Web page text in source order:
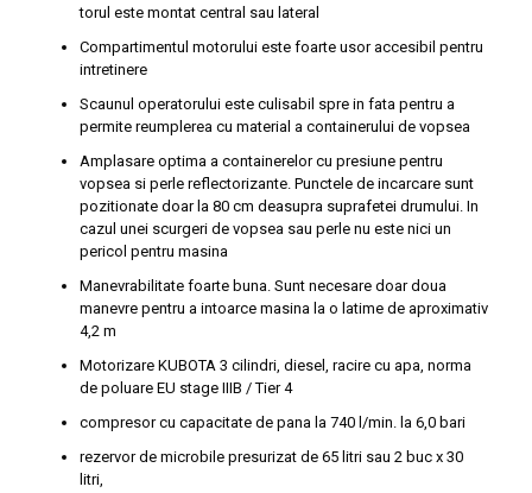
torul este montat central sau lateral
Comparti­mentul motorului este foarte usor accesibil pentru
intretine­re
Scaunul operatorului este culisabil spre in fata pentru a
permite reumplerea cu mate­rial a containerului de vopsea
Amplasare optima a contai­nerelor cu presiune pentru
vopsea si perle reflectorizan­te. Punctele de incarcare sunt
pozitionate doar la 80 cm deasupra suprafetei drumului. In
cazul unei scurgeri de vop­sea sau perle nu este nici un
pericol pentru masina
Manevrabilitate foarte buna. Sunt necesare doar doua
manevre pentru a intoarce masina la o latime de aproxi­mativ
4,2 m
Motorizare KUBOTA 3 cilindri, diesel, racire cu apa, norma
de poluare EU stage IIIB / Tier 4
compresor cu capacitate de pana la 740 l/min. la 6,0 bari
rezervor de microbile presurizat de 65 litri sau 2 buc x 30
litri,